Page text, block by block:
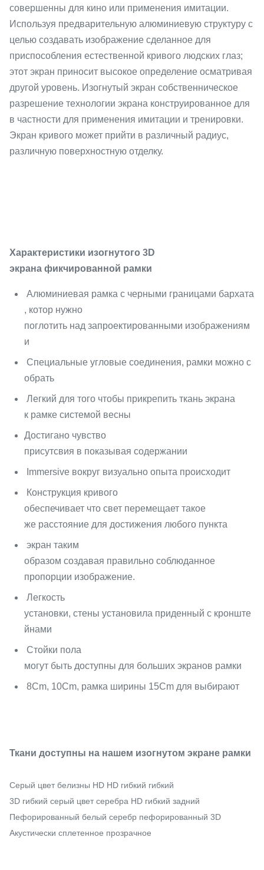
совершенны для кино или применения имитации.
Используя предварительную алюминиевую структуру с
целью создавать изображение сделанное для
приспособления естественной кривого людских глаз;
этот экран приносит высокое определение осматривая
другой уровень. Изогнутый экран собственническое
разрешение технологии экрана конструированное для
в частности для применения имитации и тренировки.
Экран кривого может прийти в различный радиус,
различную поверхностную отделку.
Характеристики изогнутого 3D
экрана фикчированной рамки
Алюминиевая рамка с черными границами бархата
, котор нужно
поглотить над запроектированными изображениям
и
Специальные угловые соединения, рамки можно с
обрать
Легкий для того чтобы прикрепить ткань экрана
к рамке системой весны
Достигано чувство
присутсвия в показывая содержании
Immersive вокруг визуально опыта происходит
Конструкция кривого
обеспечивает что свет перемещает такое
же расстояние для достижения любого пункта
экран таким
образом создавая правильно соблюданное
пропорции изображение.
Легкость
установки, стены установила приденный с кронште
йнами
Стойки пола
могут быть доступны для больших экранов рамки
8Cm, 10Cm, рамка ширины 15Cm для выбирают
Ткани доступны на нашем изогнутом экране рамки
Серый цвет белизны HD HD гибкий гибкий
3D гибкий серый цвет серебра HD гибкий задний
Пефорированный белый серебр пефорированный 3D
Акустически сплетенное прозрачное